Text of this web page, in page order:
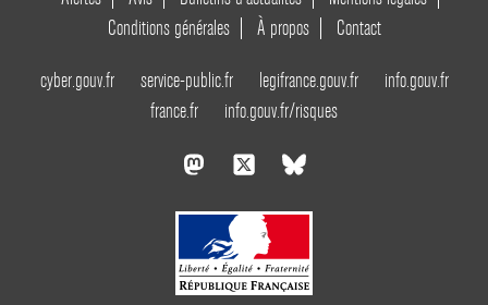
Conditions générales
À propos Contact
cyber.gouv.fr service-public.fr legifrance.gouv.fr
info.gouv.fr
france.fr
info.gouv.fr/risques